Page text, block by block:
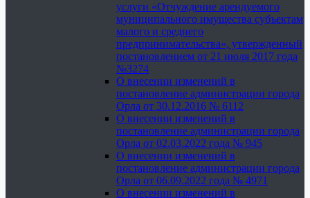
услуги «Отчуждение арендуемого
муниципального имущества субъектам
малого и среднего
предпринимательства», утвержденный
постановлением от 21 июля 2017 года
№3274
О внесении изменений в
постановление администрации города
Орла от 30.12.2016 № 6112
О внесении изменений в
постановление администрации города
Орла от 02.03.2022 года № 945
О внесении изменений в
постановление администрации города
Орла от 06.09.2022 года № 4971
О внесении изменений в